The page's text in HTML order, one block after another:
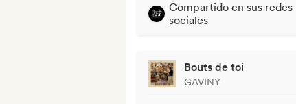
Compartido en sus redes
sociales
Bouts de toi
GAVINY